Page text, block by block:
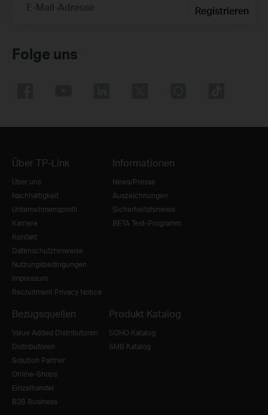
E-Mail-Adresse Registrieren
Folge uns
Über TP-Link
Über uns
Nachhaltigkeit
Unternehmensprofil
Karriere
Kontakt
Datenschutzhinweise
Nutzungsbedingungen
Impressum
Recruitment Privacy Notice
Informationen
News/Presse
Auszeichnungen
Sicherheitshinweis
BETA Test-Programm
Bezugsquellen
Value Added Distributoren
Distributoren
Solution Partner
Online-Shops
Einzelhandel
B2B Business
Produkt Katalog
SOHO Katalog
SMB Katalog